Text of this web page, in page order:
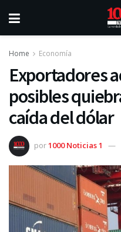
Home Economía
Exportadores
posibles
caída del dólar
por1000 Noticias 1